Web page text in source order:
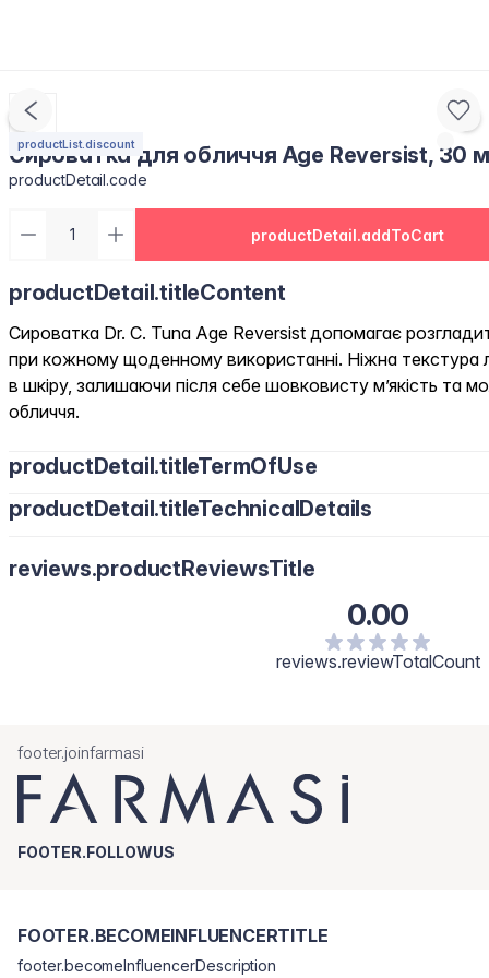
productList.discount
Сироватка для обличчя Age Reversist, 30
productDetail.code
productDetail.addToCart
productDetail.titleContent
Сироватка Dr. C. Tuna Age Reversist допомагає
при кожному щоденному використанні. Ніжна текстура
в шкіру, залишаючи після себе шовковисту м’якість та
обличчя.
productDetail.titleTermOfUse
Наносьте достатню кількість на очищене обличчя, починаючи
productDetail.titleTechnicalDetails
reviews.productReviewsTitle
0.00
reviews.reviewTotalCount
footer.joinfarmasi
FOOTER.FOLLOWUS
FOOTER.BECOMEINFLUENCERTITLE
footer.becomeInfluencerDescription